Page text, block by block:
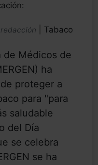
| Tabaco
de Médicos de
ha
proteger a
para "para
saludable
del Día
se celebra
se ha